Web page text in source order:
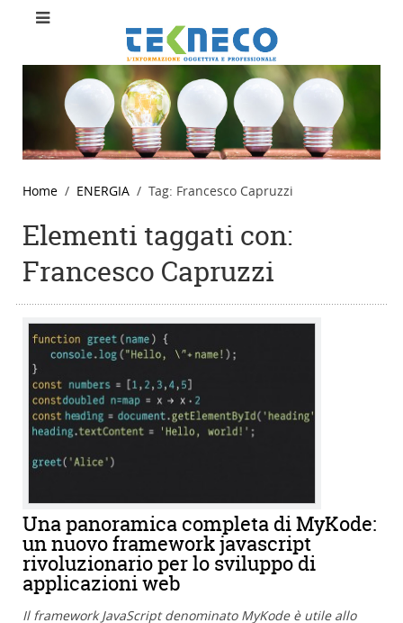
Home ENERGIA Tag: Francesco Capruzzi
Elementi taggati con:
Francesco Capruzzi
Una panoramica completa di MyKode:
un nuovo framework javascript
rivoluzionario per lo sviluppo di
applicazioni web
Il framework JavaScript denominato MyKode è utile allo